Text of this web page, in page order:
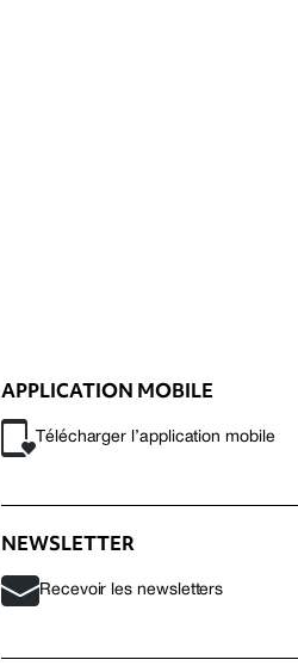
APPLICATION MOBILE
Télécharger l’application mobile
NEWSLETTER
Recevoir les newsletters